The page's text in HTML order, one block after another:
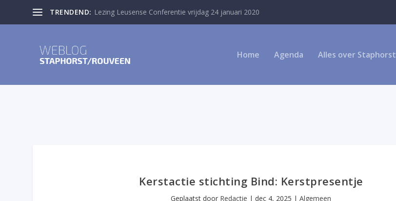
TRENDEND: Lezing Leusense Conferentie vrijdag 24 januari 2020
Home Agenda Alles over Staphorst
Kerstactie stichting Bind: Kerstpresentje
Geplaatst door Redactie |dec 4, 2025 |Algemeen